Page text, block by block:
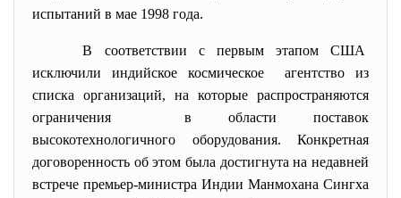
испытаний в мае 1998 года.
В соответствии с первым этапом США
исключили индийское космическое агентство из
списка организаций, на которые распространяются
ограничения в области поставок
высокотехнологичного оборудования. Конкретная
договоренность об этом была достигнута на недавней
встрече премьер-министра Индии Манмохана Сингха